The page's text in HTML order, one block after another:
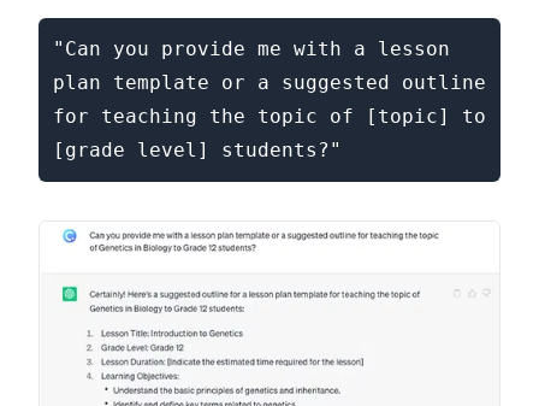
"Can you provide me with a lesson
plan template or a suggested outline
for teaching the topic of [topic] to
[grade level] students?"